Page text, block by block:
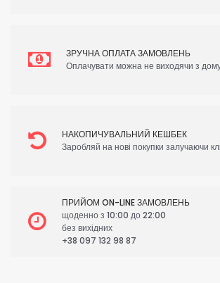
ЗРУЧНА ОПЛАТА ЗАМОВЛЕНЬ
Оплачувати можна не виходячи з
НАКОПИЧУВАЛЬНИЙ КЕШБЕК
Заробляй на нові покупки залучаючи
ПРИЙОМ ON-LINE ЗАМОВЛЕНЬ
щоденно з 10:00 до 22:00
без вихідних
+38 097 132 98 87